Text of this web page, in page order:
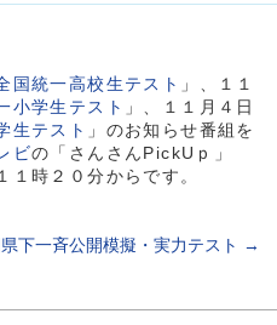
国統一高校生テスト 」、１１
小学生テスト 」、１１月４日
生テスト 」のお知らせ番組を
ビの「さんさんPickUｐ」
１時２０分からです。
下一斉公開模擬・実力テスト →